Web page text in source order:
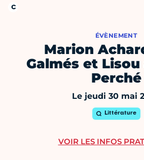
ÉVÈNEMENT
Marion
Galmés et
Perché
Le jeudi 30 mai
Littérature
VOIR LES INFOS